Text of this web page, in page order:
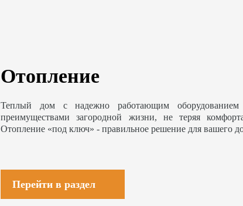
Отопление
Теплый дом с надежно работающим оборудованием
преимуществами загородной жизни, не теряя
Отопление «под ключ» - правильное решение для вашего
Перейти в раздел